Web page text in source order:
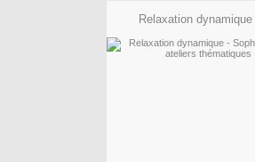
Relaxation